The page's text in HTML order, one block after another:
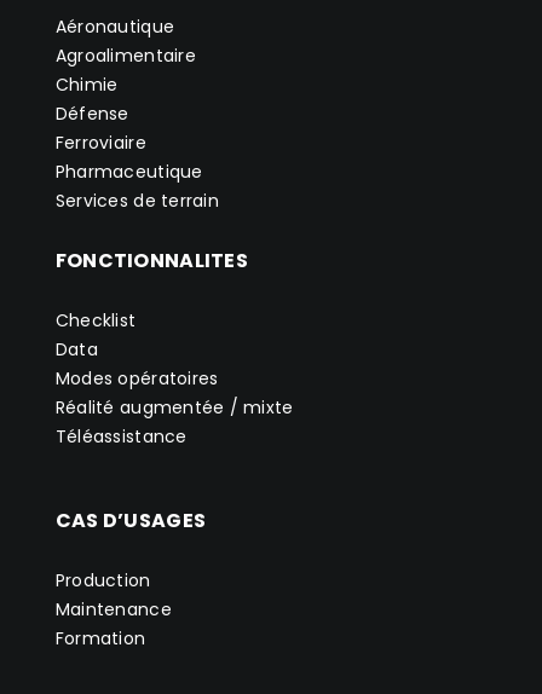
Aéronautique
Agroalimentaire
Chimie
Défense
Ferroviaire
Pharmaceutique
Services de terrain
FONCTIONNALITES
Checklist
Data
Modes opératoires
Réalité augmentée / mixte
Téléassistance
CAS D’USAGES
Production
Maintenance
Formation